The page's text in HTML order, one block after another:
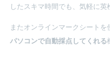
したスキマ時間でも、気軽に英
またオンラインマークシートを
パソコンで自動採点してくれる